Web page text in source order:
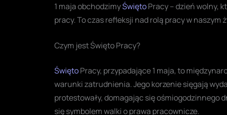
1 maja obchodzimyŚwiętoPracy – dzień wolny,
pracy. To czas refleksji nad rolą pracy w
Czym jest Święto Pracy?
ŚwiętoPracy, przypadające 1 maja, to
warunki zatrudnienia. Jego korzenie sięgają
protestowały, domagając się ośmiogodzinnego
się symbolem walki o prawa pracownicze.